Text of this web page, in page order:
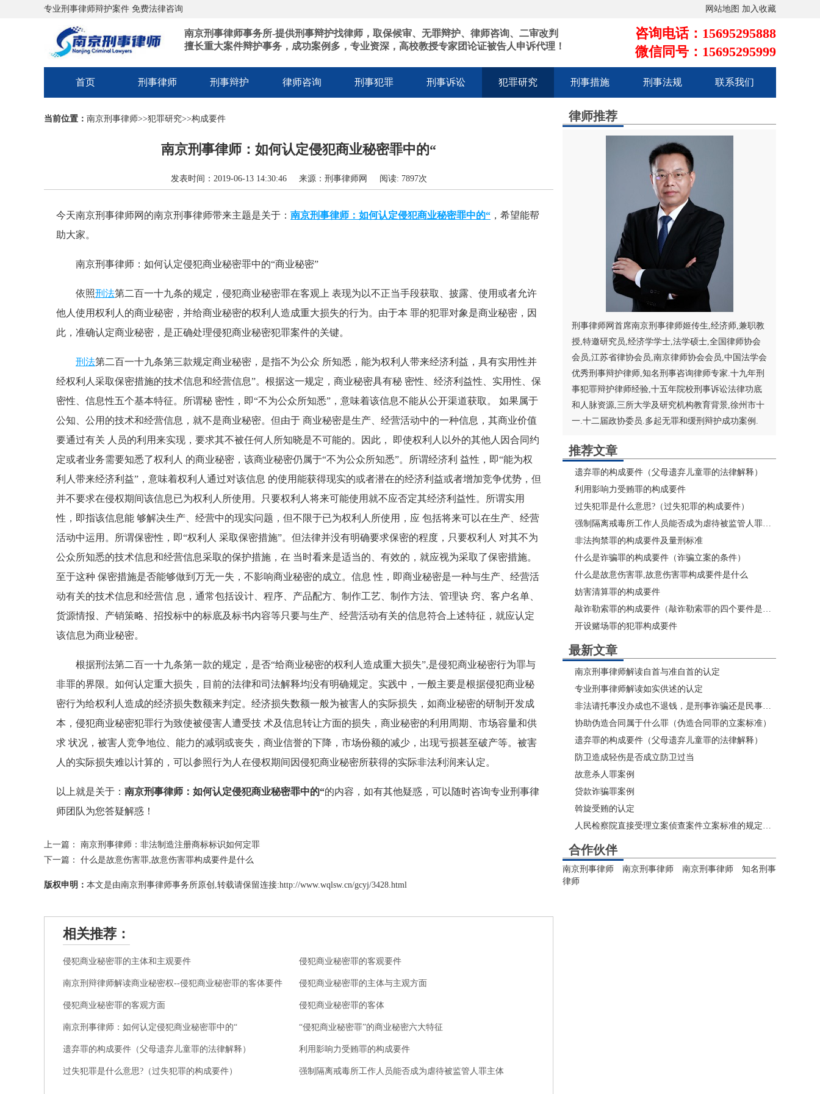
专业刑事律师辩护案件 免费法律咨询 网站地图 加入收藏
南京刑事律师事务所-提供刑事辩护找律师，取保候审、无罪辩护、律师咨询、二审改判
擅长重大案件辩护事务，成功案例多，专业资深，高校教授专家团论证被告人申诉代理！
咨询电话：15695295888
微信同号：15695295999
首页 刑事律师 刑事辩护 律师咨询 刑事犯罪 刑事诉讼 犯罪研究 刑事措施 刑事法规 联系我们
当前位置： 南京刑事律师>>犯罪研究>>构成要件
南京刑事律师：如何认定侵犯商业秘密罪中的“
发表时间：2019-06-13 14:30:46 来源：刑事律师网 阅读: 7897次
今天南京刑事律师网的南京刑事律师带来主题是关于： 南京刑事律师：如何认定侵犯商业秘密罪中的“ ，希望能帮
助大家。
南京刑事律师：如何认定侵犯商业秘密罪中的“商业秘密”
依照刑法第二百一十九条的规定，侵犯商业秘密罪在客观上 表现为以不正当手段获取、披露、使用或者允许
他人使用权利人的商业秘密，并给商业秘密的权利人造成重大损失的行为。由于本 罪的犯罪对象是商业秘密，因
此，准确认定商业秘密，是正确处理侵犯商业秘密犯罪案件的关键。
刑法第二百一十九条第三款规定商业秘密，是指不为公众 所知悉，能为权利人带来经济利益，具有实用性并
经权利人采取保密措施的技术信息和经营信息”。根据这一规定，商业秘密具有秘 密性、经济利益性、实用性、保
密性、信息性五个基本特征。所谓秘 密性，即“不为公众所知悉”，意味着该信息不能从公开渠道获取。 如果属于
公知、公用的技术和经营信息，就不是商业秘密。但由于 商业秘密是生产、经营活动中的一种信息，其商业价值
要通过有关 人员的利用来实现，要求其不被任何人所知晓是不可能的。因此， 即使权利人以外的其他人因合同约
定或者业务需要知悉了权利人 的商业秘密，该商业秘密仍属于“不为公众所知悉”。所谓经济利 益性，即“能为权
利人带来经济利益”，意味着权利人通过对该信息 的使用能获得现实的或者潜在的经济利益或者增加竞争优势，但
并不要求在侵权期间该信息已为权利人所使用。只要权利人将来可能使用就不应否定其经济利益性。所谓实用
性，即指该信息能 够解决生产、经营中的现实问题，但不限于已为权利人所使用，应 包括将来可以在生产、经营
活动中运用。所谓保密性，即“权利人 采取保密措施”。但法律并没有明确要求保密的程度，只要权利人 对其不为
公众所知悉的技术信息和经营信息采取的保护措施，在 当时看来是适当的、有效的，就应视为采取了保密措施。
至于这种 保密措施是否能够做到万无一失，不影响商业秘密的成立。信息 性，即商业秘密是一种与生产、经营活
动有关的技术信息和经营信 息，通常包括设计、程序、产品配方、制作工艺、制作方法、管理诀 窍、客户名单、
货源情报、产销策略、招投标中的标底及标书内容等只要与生产、经营活动有关的信息符合上述特征，就应认定
该信息为商业秘密。
根据刑法第二百一十九条第一款的规定，是否“给商业秘密的权利人造成重大损失”,是侵犯商业秘密行为罪与
非罪的界限。如何认定重大损失，目前的法律和司法解释均没有明确规定。实践中，一般主要是根据侵犯商业秘
密行为给权利人造成的经济损失数额来判定。经济损失数额一般为被害人的实际损失，如商业秘密的研制开发成
本，侵犯商业秘密犯罪行为致使被侵害人遭受技 术及信息转让方面的损失，商业秘密的利用周期、市场容量和供
求 状况，被害人竞争地位、能力的减弱或丧失，商业信誉的下降，市场份额的减少，出现亏损甚至破产等。被害
人的实际损失难以计算的，可以参照行为人在侵权期间因侵犯商业秘密所获得的实际非法利润来认定。
以上就是关于： 南京刑事律师：如何认定侵犯商业秘密罪中的“的内容，如有其他疑惑，可以随时咨询专业刑事律
师团队为您答疑解惑！
上一篇： 南京刑事律师：非法制造注册商标标识如何定罪
下一篇： 什么是故意伤害罪,故意伤害罪构成要件是什么
版权申明： 本文是由南京刑事律师事务所原创,转载请保留连接:http://www.wqlsw.cn/gcyj/3428.html
相关推荐：
侵犯商业秘密罪的主体和主观要件 侵犯商业秘密罪的客观要件
南京刑辩律师解读商业秘密权--侵犯商业秘密罪的客体要件 侵犯商业秘密罪的主体与主观方面
侵犯商业秘密罪的客观方面 侵犯商业秘密罪的客体
南京刑事律师：如何认定侵犯商业秘密罪中的“ “侵犯商业秘密罪”的商业秘密六大特征
遗弃罪的构成要件（父母遗弃儿童罪的法律解释） 利用影响力受贿罪的构成要件
过失犯罪是什么意思?（过失犯罪的构成要件） 强制隔离戒毒所工作人员能否成为虐待被监管人罪主体
律师推荐
刑事律师网首席南京刑事律师姬传生,经济师,兼职教
授,特邀研究员,经济学学士,法学硕士,全国律师协会
会员,江苏省律协会员,南京律师协会会员,中国法学会
优秀刑事辩护律师,知名刑事咨询律师专家.十九年刑
事犯罪辩护律师经验,十五年院校刑事诉讼法律功底
和人脉资源,三所大学及研究机构教育背景,徐州市十
一.十二届政协委员.多起无罪和缓刑辩护成功案例.
推荐文章
遗弃罪的构成要件（父母遗弃儿童罪的法律解释）
利用影响力受贿罪的构成要件
过失犯罪是什么意思?（过失犯罪的构成要件）
强制隔离戒毒所工作人员能否成为虐待被监管人罪主体
非法拘禁罪的构成要件及量刑标准
什么是诈骗罪的构成要件（诈骗立案的条件）
什么是故意伤害罪,故意伤害罪构成要件是什么
妨害清算罪的构成要件
敲诈勒索罪的构成要件（敲诈勒索罪的四个要件是什么？）
开设赌场罪的犯罪构成要件
最新文章
南京刑事律师解读自首与准自首的认定
专业刑事律师解读如实供述的认定
非法请托事没办成也不退钱，是刑事诈骗还是民事委托合同纠纷
协助伪造合同属于什么罪（伪造合同罪的立案标准）
遗弃罪的构成要件（父母遗弃儿童罪的法律解释）
防卫造成轻伤是否成立防卫过当
故意杀人罪案例
贷款诈骗罪案例
斡旋受贿的认定
人民检察院直接受理立案侦查案件立案标准的规定（试行）
合作伙伴
南京刑事律师 南京刑事律师 南京刑事律师
知名刑事
律师